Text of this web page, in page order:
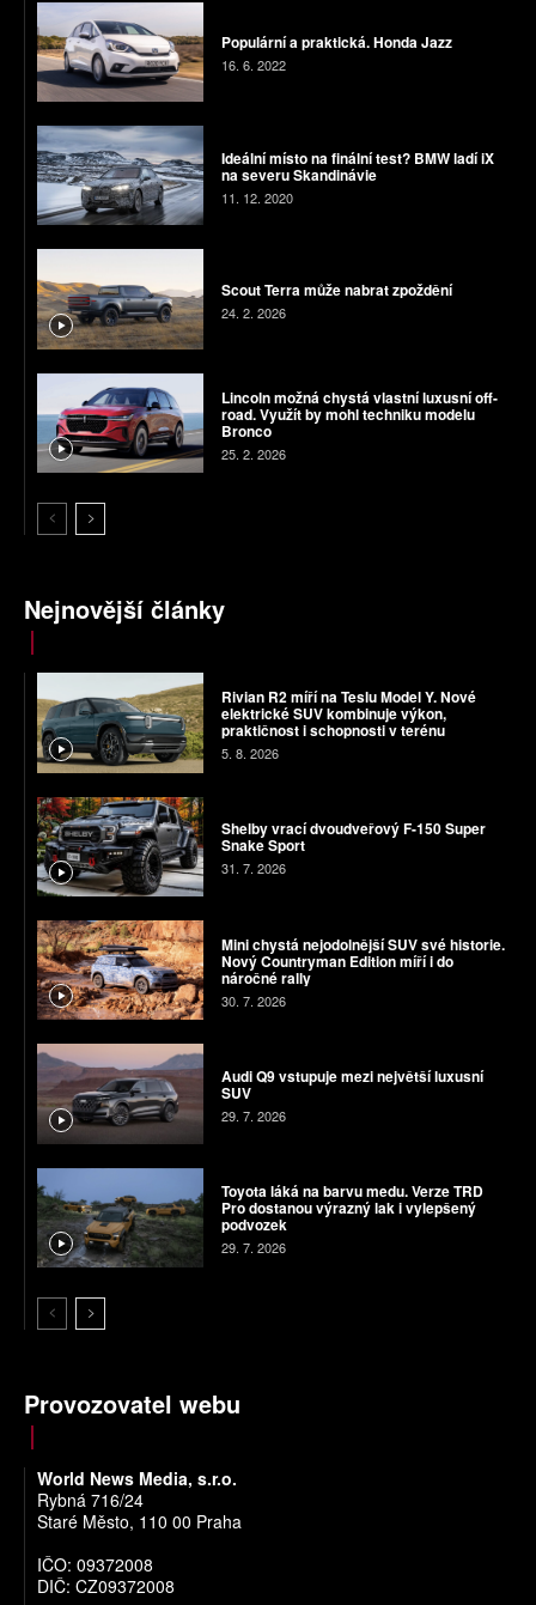
Populární a praktická. Honda Jazz
16. 6. 2022
Ideální místo na finální test? BMW ladí iX
na severu Skandinávie
11. 12. 2020
Scout Terra může nabrat zpoždění
24. 2. 2026
Lincoln možná chystá vlastní luxusní off-
road. Využít by mohl techniku modelu
Bronco
25. 2. 2026
Nejnovější články
Rivian R2 míří na Teslu Model Y. Nové
elektrické SUV kombinuje výkon,
praktičnost i schopnosti v terénu
5. 8. 2026
Shelby vrací dvoudveřový F-150 Super
Snake Sport
31. 7. 2026
Mini chystá nejodolnější SUV své historie.
Nový Countryman Edition míří i do
náročné rally
30. 7. 2026
Audi Q9 vstupuje mezi největší luxusní
SUV
29. 7. 2026
Toyota láká na barvu medu. Verze TRD
Pro dostanou výrazný lak i vylepšený
podvozek
29. 7. 2026
Provozovatel webu
World News Media, s.r.o.
Rybná 716/24
Staré Město, 110 00 Praha
IČO: 09372008
DIČ: CZ09372008